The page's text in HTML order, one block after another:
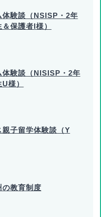
体験談（NSISP・2年
保護者I様）
体験談（NISISP・2年
様）
子留学体験談（Y
の教育制度